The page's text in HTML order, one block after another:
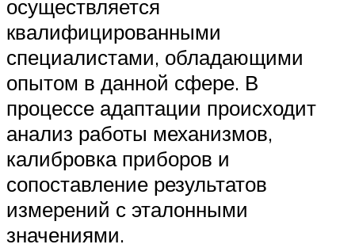
осуществляется
квалифицированными
специалистами, обладающими
опытом в данной сфере. В
процессе адаптации происходит
анализ работы механизмов,
калибровка приборов и
сопоставление результатов
измерений с эталонными
значениями.